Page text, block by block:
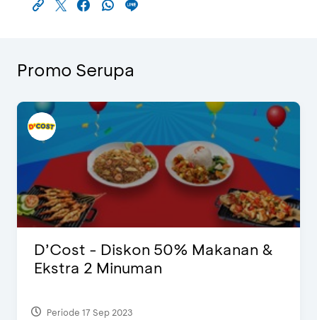
Promo Serupa
D’Cost - Diskon 50% Makanan &
Ekstra 2 Minuman
Periode 17 Sep 2023